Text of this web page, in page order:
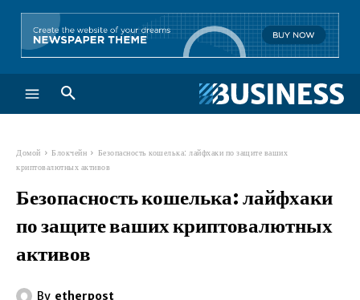
Домой Блокчейн
Безопасность кошелька: лайфхаки по защите ваших
криптовалютных активов
Безопасность кошелька: лайфхаки
по защите ваших криптовалютных
активов
By etherpost